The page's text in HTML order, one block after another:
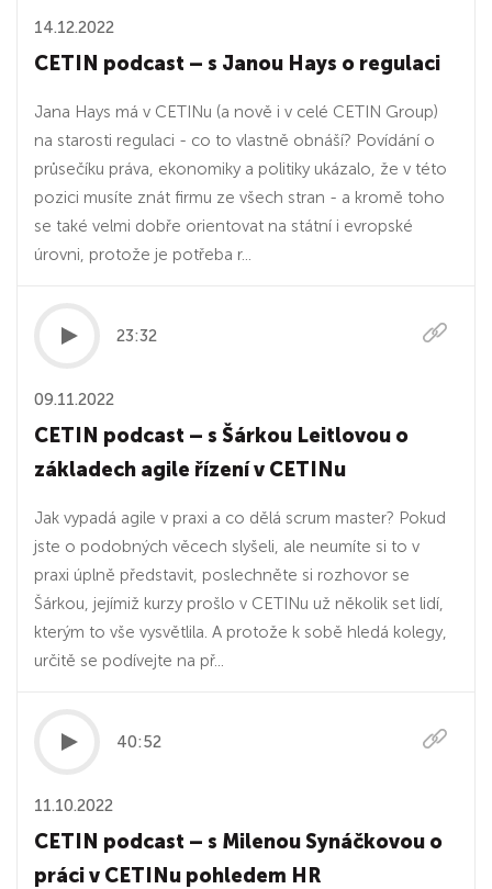
14.12.2022
CETIN podcast – s Janou Hays o regulaci
Jana Hays má v CETINu (a nově i v celé CETIN Group)
na starosti regulaci - co to vlastně obnáší? Povídání o
průsečíku práva, ekonomiky a politiky ukázalo, že v této
pozici musíte znát firmu ze všech stran - a kromě toho
se také velmi dobře orientovat na státní i evropské
úrovni, protože je potřeba r...
23:32
09.11.2022
CETIN podcast – s Šárkou Leitlovou o
základech agile řízení v CETINu
Jak vypadá agile v praxi a co dělá scrum master? Pokud
jste o podobných věcech slyšeli, ale neumíte si to v
praxi úplně představit, poslechněte si rozhovor se
Šárkou, jejímiž kurzy prošlo v CETINu už několik set lidí,
kterým to vše vysvětlila. A protože k sobě hledá kolegy,
určitě se podívejte na př...
40:52
11.10.2022
CETIN podcast – s Milenou Synáčkovou o
práci v CETINu pohledem HR